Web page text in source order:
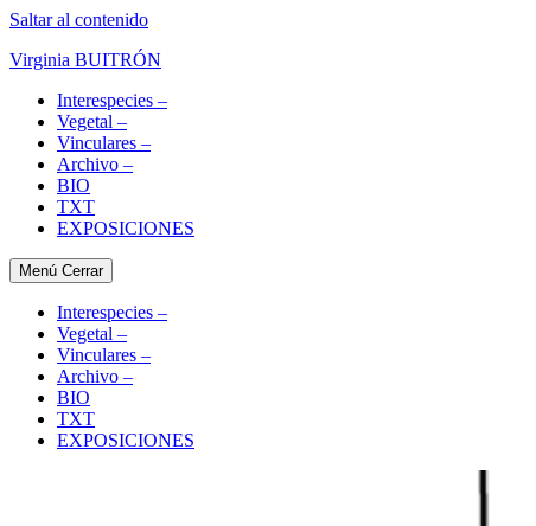
Saltar al contenido
Virginia BUITRÓN
Interespecies –
Vegetal –
Vinculares –
Archivo –
BIO
TXT
EXPOSICIONES
Menú Cerrar
Interespecies –
Vegetal –
Vinculares –
Archivo –
BIO
TXT
EXPOSICIONES